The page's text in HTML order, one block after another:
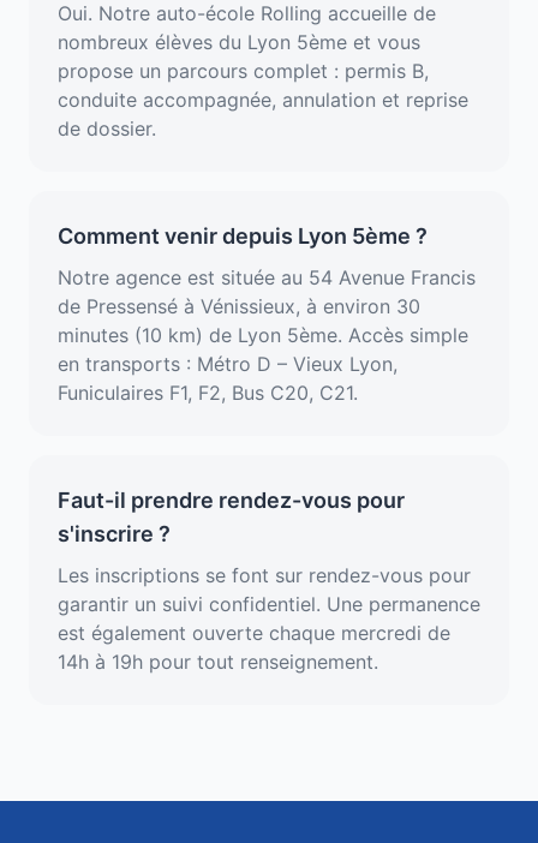
Oui. Notre auto-école Rolling accueille de
nombreux élèves du Lyon 5ème et vous
propose un parcours complet : permis B,
conduite accompagnée, annulation et reprise
de dossier.
Comment venir depuis Lyon 5ème ?
Notre agence est située au 54 Avenue Francis
de Pressensé à Vénissieux, à environ 30
minutes (10 km) de Lyon 5ème. Accès simple
en transports : Métro D – Vieux Lyon,
Funiculaires F1, F2, Bus C20, C21.
Faut-il prendre rendez-vous pour
s'inscrire ?
Les inscriptions se font sur rendez-vous pour
garantir un suivi confidentiel. Une permanence
est également ouverte chaque mercredi de
14h à 19h pour tout renseignement.